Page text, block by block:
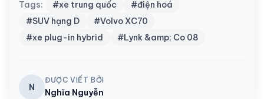
Tags: #xe trung quốc
#điện hoá
#SUV hạng D
#Volvo XC70
#xe plug-in hybrid
#Lynk &amp; Co 08
N
ĐƯỢC VIẾT BỞI
Nghĩa Nguyễn